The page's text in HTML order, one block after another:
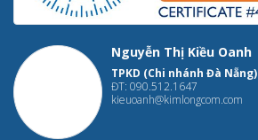
Nguyễn Thị Kiều Oanh
TPKD (Chi nhánh Đà Nẵng)
ĐT: 090.512.1647
kieuoanh@kimlongcom.com